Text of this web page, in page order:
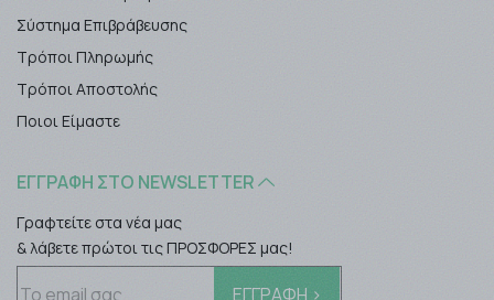
Σύστημα Επιβράβευσης
Τρόποι Πληρωμής
Τρόποι Αποστολής
Ποιοι Είμαστε
ΕΓΓΡΑΦΉ ΣΤΟ NEWSLETTER
Γραφτείτε στα νέα μας
& λάβετε πρώτοι τις ΠΡΟΣΦΟΡΕΣ μας!